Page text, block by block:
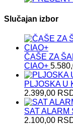
Slučajan izbor
ČAŠE ZA
CIAO+
PLJOSKA U
2.399,00
SAT ALARM
2.100,00